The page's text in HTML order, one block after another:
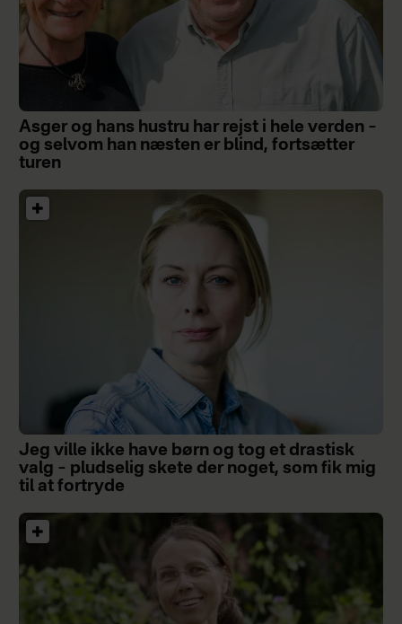
Asger og hans hustru har rejst i hele verden –
og selvom han næsten er blind, fortsætter
turen
Jeg ville ikke have børn og tog et drastisk
valg – pludselig skete der noget, som fik mig
til at fortryde